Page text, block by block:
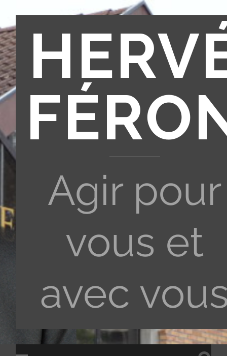
Agir pour
vous et
avec